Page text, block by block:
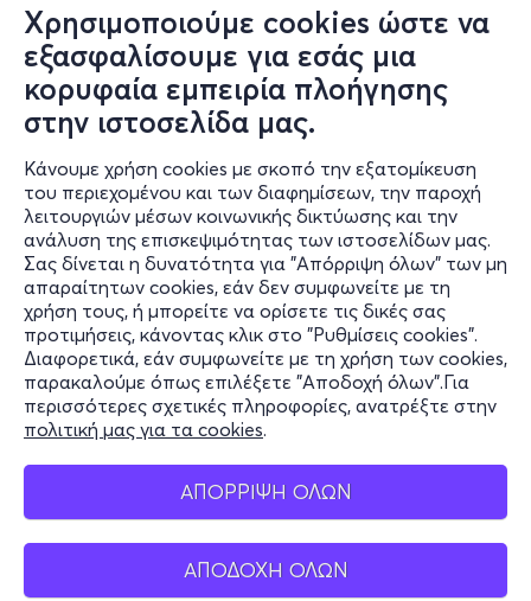
Χρησιμοποιούμε cookies ώστε να
εξασφαλίσουμε για εσάς μια
κορυφαία εμπειρία πλοήγησης
στην ιστοσελίδα μας.
Κάνουμε χρήση cookies με σκοπό την εξατομίκευση
του περιεχομένου και των διαφημίσεων, την παροχή
λειτουργιών μέσων κοινωνικής δικτύωσης και την
ανάλυση της επισκεψιμότητας των ιστοσελίδων μας.
Σας δίνεται η δυνατότητα για "Απόρριψη όλων" των μη
απαραίτητων cookies, εάν δεν συμφωνείτε με τη
χρήση τους, ή μπορείτε να ορίσετε τις δικές σας
προτιμήσεις, κάνοντας κλικ στο "Ρυθμίσεις cookies".
Διαφορετικά, εάν συμφωνείτε με τη χρήση των cookies,
παρακαλούμε όπως επιλέξετε "Αποδοχή όλων".Για
περισσότερες σχετικές πληροφορίες, ανατρέξτε στην
πολιτική μας για τα cookies.
ΑΠΟΡΡΙΨΗ ΟΛΩΝ
ΑΠΟΔΟΧΗ ΟΛΩΝ
Πληροφορίες
Υποστήριξη
Stay Connected
Mobile app